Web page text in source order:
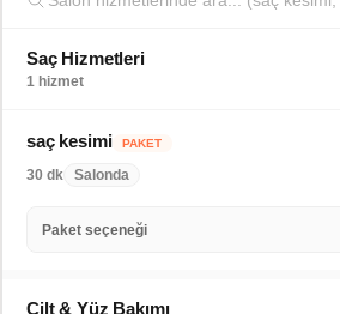
Saç Hizmetleri
1 hizmet
saç kesimi PAKET
30 dk Salonda
Paket seçeneği
Cilt & Yüz Bakımı